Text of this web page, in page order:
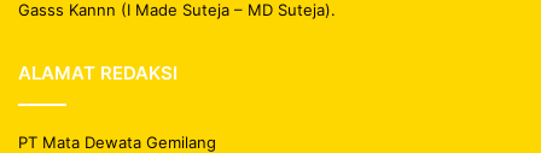
Gasss Kannn (I Made Suteja – MD Suteja).
ALAMAT REDAKSI
PT Mata Dewata Gemilang